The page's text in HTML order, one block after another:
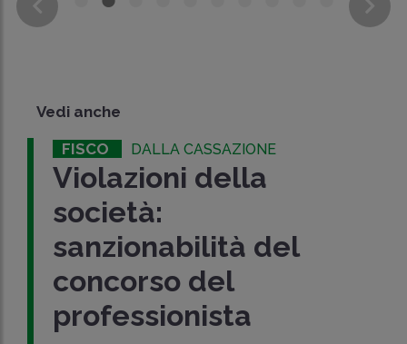
Vedi anche
FISCO DALLA CASSAZIONE
Violazioni della
società:
sanzionabilità del
concorso del
professionista